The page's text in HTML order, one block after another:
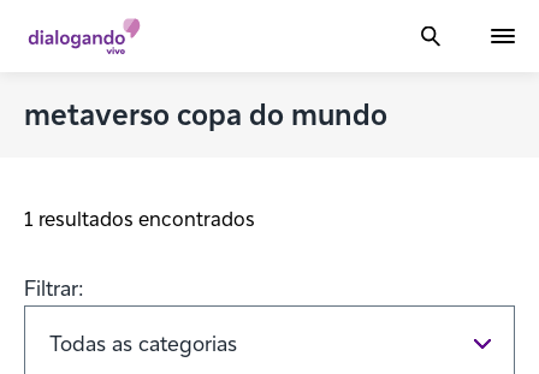
metaverso copa do mundo
1 resultados encontrados
Filtrar: